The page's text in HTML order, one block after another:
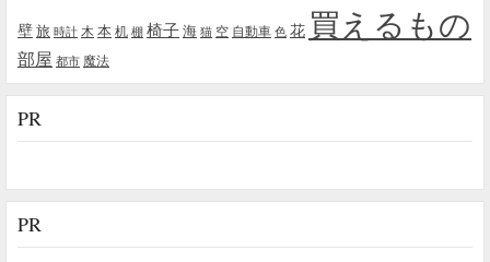
壁旅 時計 木 本机 棚 椅子海 猫 空 自動車 色 花 買えるもの
部屋 都市 魔法
PR
PR